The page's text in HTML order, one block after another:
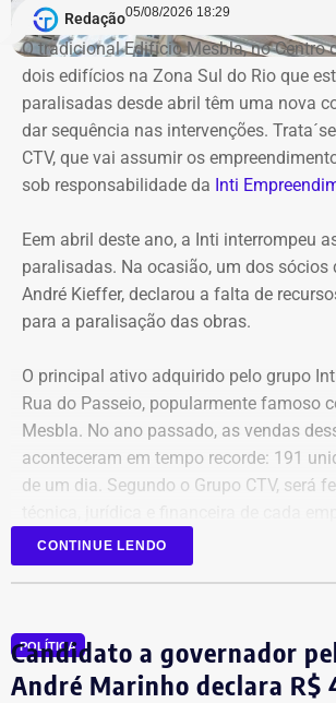
indicam que o instituto vinha sendo
descentralizar recursos públicos por
contratações com baixo nível de
maior flexibilidade financeira conferida
jurídica da autarquia.
COM INFORMAÇÕES DO RJ2/TV GLOBO
Redação05/08/2026 18:29
O tradicional Edifício Mesbla, no Centro
dois edifícios na Zona Sul do Rio que
paralisadas desde abril têm uma nova
dar sequência nas intervenções.
CTV, que vai assumir os
sob responsabilidade da Inti
Eem abril deste ano, a Inti interrompeu
paralisadas. Na ocasião, um dos sócios
André Kieffer, declarou a falta de
para a paralisação das obras.
O principal ativo adquirido pelo grupo
Rua do Passeio, popularmente famoso
Mesbla. No ano passado, as vendas
aconteceram em tempo recorde: 191
de um dia. Segundo o Grupo CTV, será
antes da retomada dos canteiros.
entrega terão novas datas. Também
a Artesanal investimentos.
CONTINUE LENDO
POLÍTICA
Candidato a governador
André Marinho declara R$